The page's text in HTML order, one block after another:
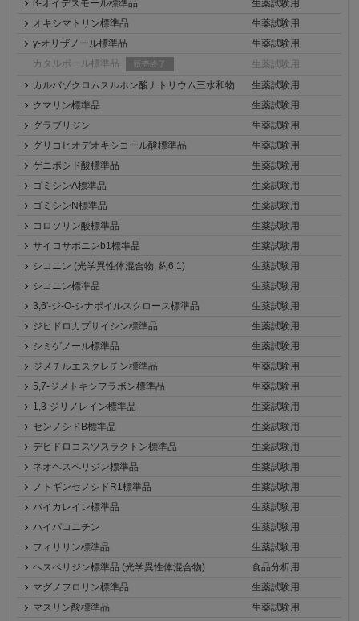
β-オイデスモール標準品
生薬試験用
オキシマトリン標準品
生薬試験用
γ-オリザノール標準品
生薬試験用
カタルポール標準品
販売終了
生薬試験用
カルバゾクロムスルホン酸ナトリウム三水和物
生薬試験用
クマリン標準品
生薬試験用
グラブリジン
生薬試験用
グリコヒオデオキシコール酸標準品
生薬試験用
ゲニポシド酸標準品
生薬試験用
ゴミシンA標準品
生薬試験用
ゴミシンN標準品
生薬試験用
コロソリン酸標準品
生薬試験用
サイコサポニンb1標準品
生薬試験用
シコニン (光学異性体混合物, 約6:1)
生薬試験用
シコニン標準品
生薬試験用
3,6'-ジ-O-シナポイルスクロース標準品
生薬試験用
ジヒドロカプサイシン標準品
生薬試験用
シミゲノール標準品
生薬試験用
ジメチルエスクレチン標準品
生薬試験用
5,7-ジメトキシフラボン標準品
生薬試験用
1,3-ジリノレイン標準品
生薬試験用
センノシドB標準品
生薬試験用
デヒドロコスツスラクトン標準品
生薬試験用
ネオヘスペリジン標準品
生薬試験用
ノトギンセノシドR1標準品
生薬試験用
バイカレイン標準品
生薬試験用
ハイパコニチン
生薬試験用
フィリリン標準品
生薬試験用
ヘスペリジン標準品 (光学異性体混合物)
食品分析用
マグノフロリン標準品
生薬試験用
マスリン酸標準品
生薬試験用